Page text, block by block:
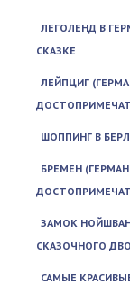
ЛЕГОЛЕНД В
СКАЗКЕ
ЛЕЙПЦИГ
ШОППИНГ В
БРЕМЕН
ЗАМОК
СКАЗОЧНОГО
САМЫЕ